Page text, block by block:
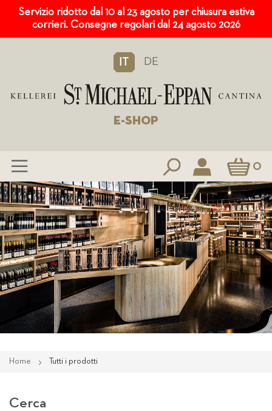
Servizio ridotto dal 10 al 23 agosto per chiusura estiva
corrieri. Consegne regolari dal 24 agosto 2026
IT DE
E-SHOP
Carrello0
Salta
al
contenuto
Home Tutti i prodotti
Cerca